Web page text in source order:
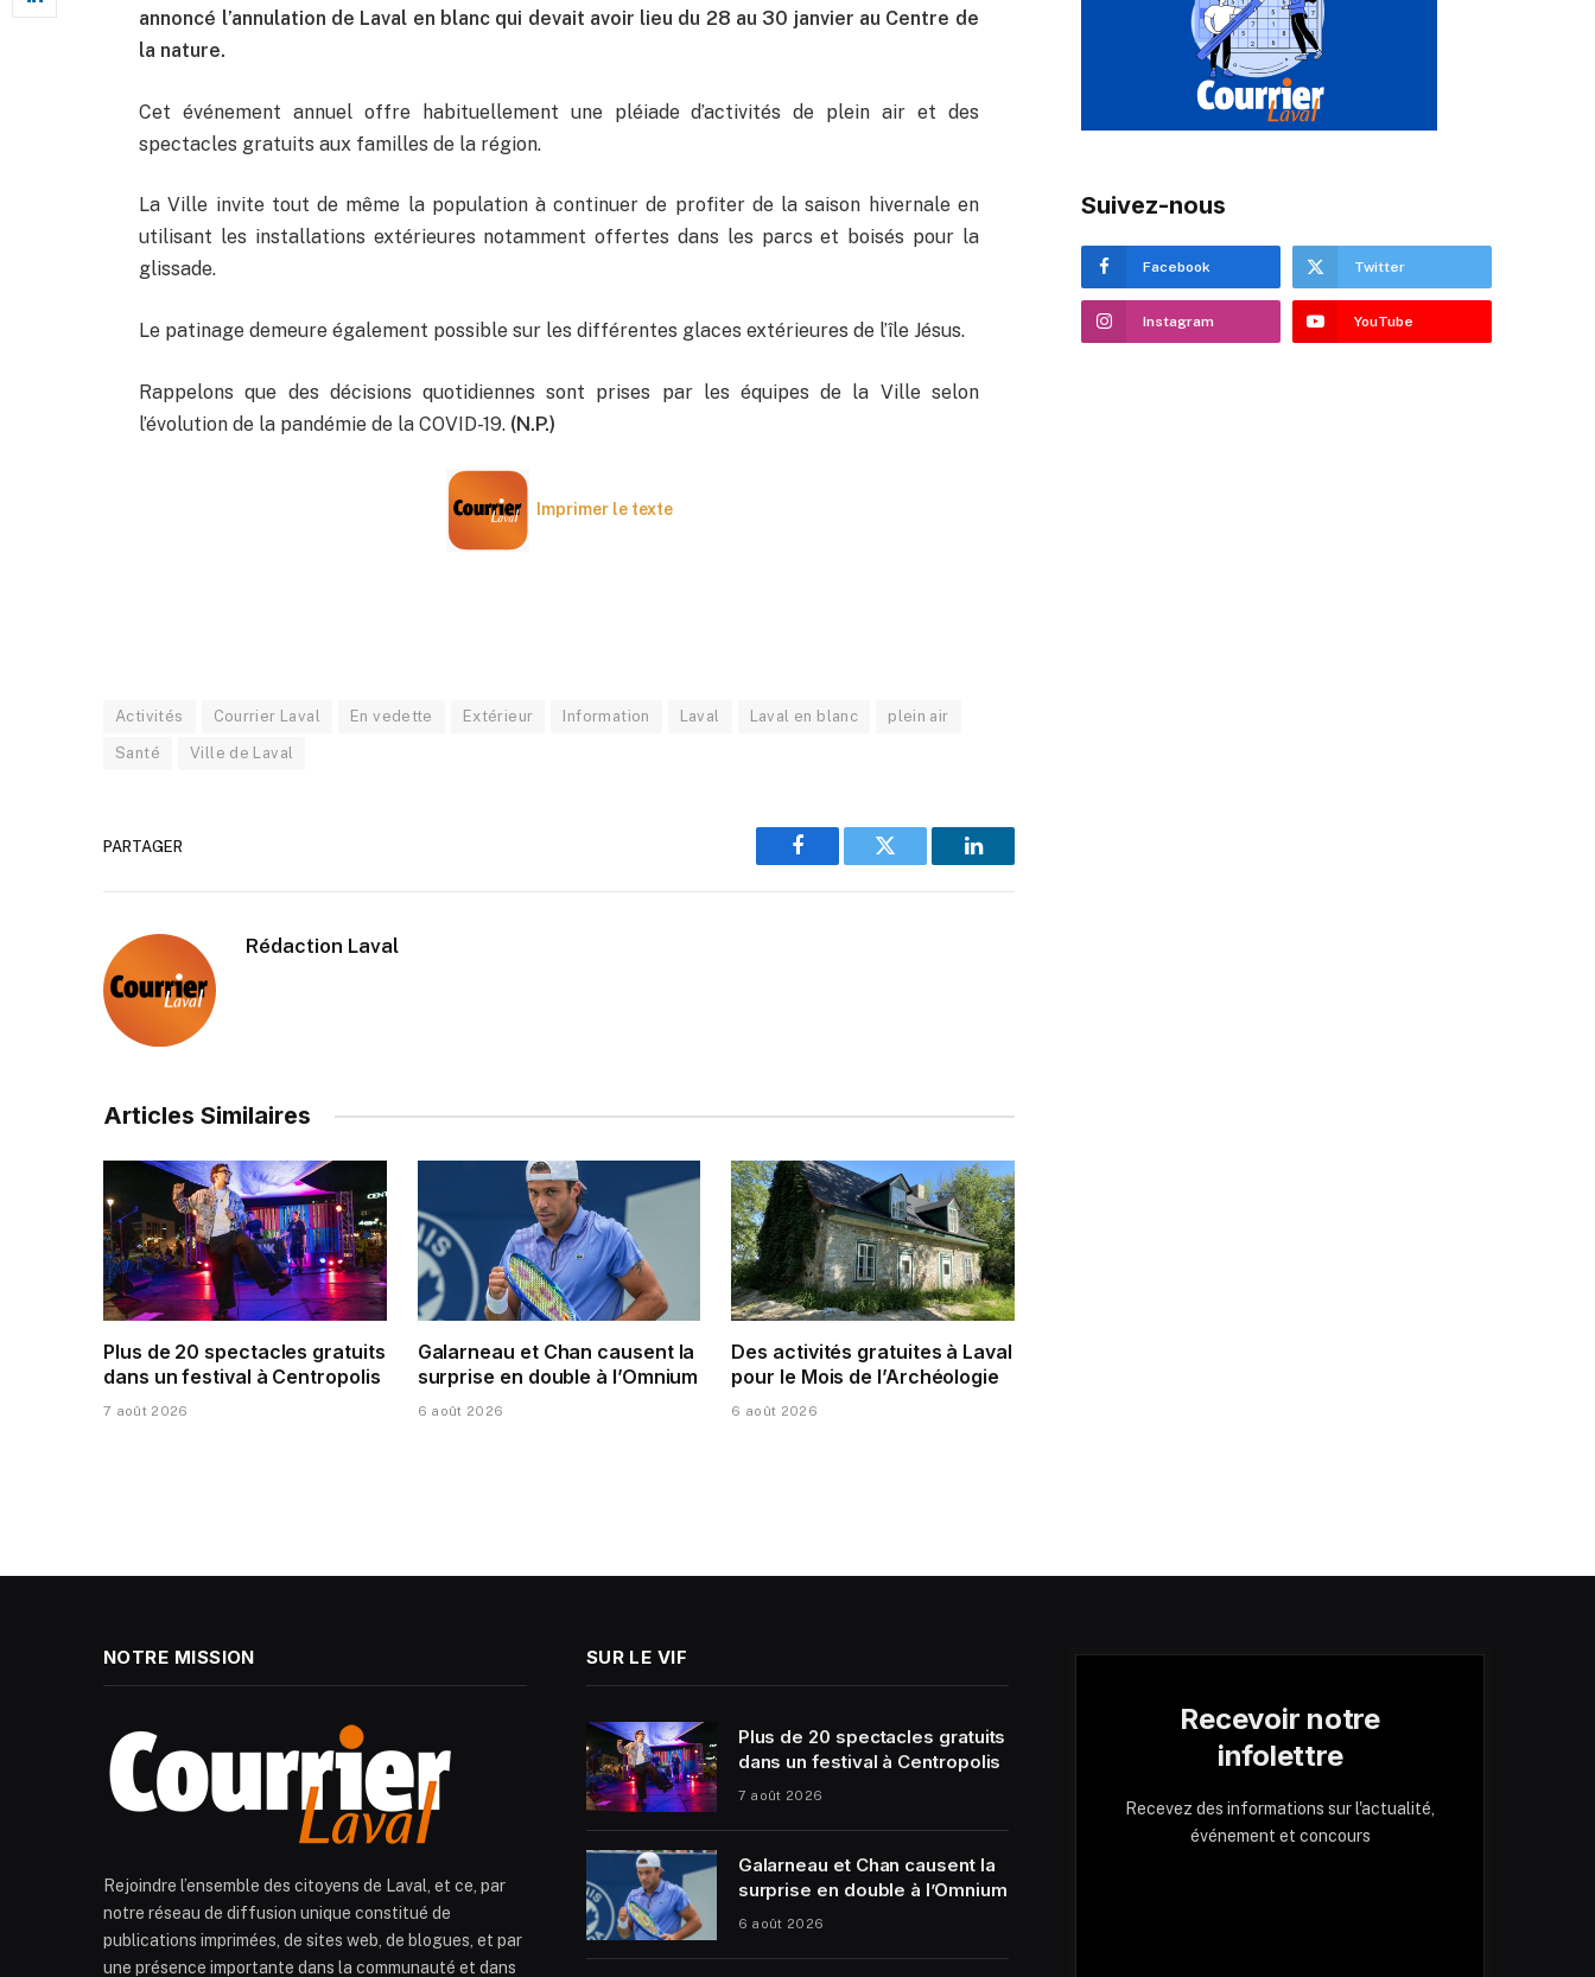
annoncé l’annulation de Laval en blanc qui devait avoir lieu du 28 au 30 janvier au Centre de
la nature.
Cet événement annuel offre habituellement une pléiade d’activités de plein air et des
spectacles gratuits aux familles de la région.
La Ville invite tout de même la population à continuer de profiter de la saison hivernale en
utilisant les installations extérieures notamment offertes dans les parcs et boisés pour la
glissade.
Le patinage demeure également possible sur les différentes glaces extérieures de l’île Jésus.
Rappelons que des décisions quotidiennes sont prises par les équipes de la Ville selon
l’évolution de la pandémie de la COVID-19. (N.P.)
Imprimer le texte
Activités Courrier Laval En vedette Extérieur Information Laval Laval en blanc plein air
Santé Ville de Laval
PARTAGER
Facebook Twitter LinkedIn
Rédaction Laval
Articles Similaires
Plus de 20 spectacles gratuits
dans un festival à Centropolis
7 août 2026
Galarneau et Chan causent la
surprise en double à l’Omnium
6 août 2026
Des activités gratuites à Laval
pour le Mois de l’Archéologie
6 août 2026
Suivez-nous
Facebook Twitter
Instagram YouTube
NOTRE MISSION
Rejoindre l’ensemble des citoyens de Laval, et ce, par
notre réseau de diffusion unique constitué de
publications imprimées, de sites web, de blogues, et par
une présence importante dans la communauté et dans
SUR LE VIF
Plus de 20 spectacles gratuits
dans un festival à Centropolis
7 août 2026
Galarneau et Chan causent la
surprise en double à l’Omnium
6 août 2026
Recevoir notre
infolettre
Recevez des informations sur l'actualité,
événement et concours